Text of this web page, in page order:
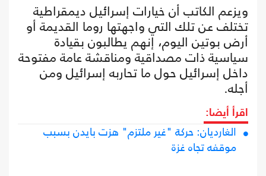
ويزعم الكاتب أن خيارات إسرائيل ديمقراطية
تختلف عن تلك التي واجهتها روما القديمة أو
أرض بوتين اليوم، إنهم يطالبون بقيادة
سياسية ذات مصداقية ومناقشة عامة مفتوحة
داخل إسرائيل حول ما تحاربه إسرائيل ومن
أجله.
اقرأ أيضا:
الغارديان: حركة "غير ملتزم" هزت بايدن بسبب
موقفه تجاه غزة